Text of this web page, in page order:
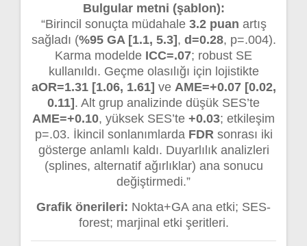
Bulgular metni (şablon):
“Birincil sonuçta müdahale 3.2 puan artış
sağladı (%95 GA [1.1, 5.3], d=0.28, p=.004).
Karma modelde ICC=.07; robust SE
kullanıldı. Geçme olasılığı için lojistikte
aOR=1.31 [1.06, 1.61] ve AME=+0.07 [0.02,
0.11]. Alt grup analizinde düşük SES’te
AME=+0.10, yüksek SES’te +0.03; etkileşim
p=.03. İkincil sonlanımlarda FDR sonrası iki
gösterge anlamlı kaldı. Duyarlılık analizleri
(splines, alternatif ağırlıklar) ana sonucu
değiştirmedi.”
Grafik önerileri: Nokta+GA ana etki; SES-
forest; marjinal etki şeritleri.